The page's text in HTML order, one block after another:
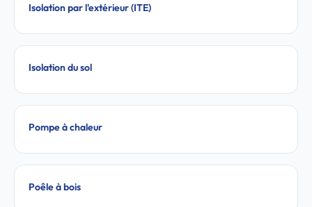
Isolation par l'extérieur (ITE)
Isolation du sol
Pompe à chaleur
Poêle à bois